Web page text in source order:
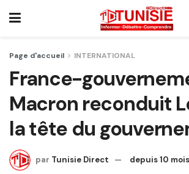
Page d'accueil INTERNATIONAL
France-
Macron reconduit
la tête du
par Tunisie Direct depuis 10 mois